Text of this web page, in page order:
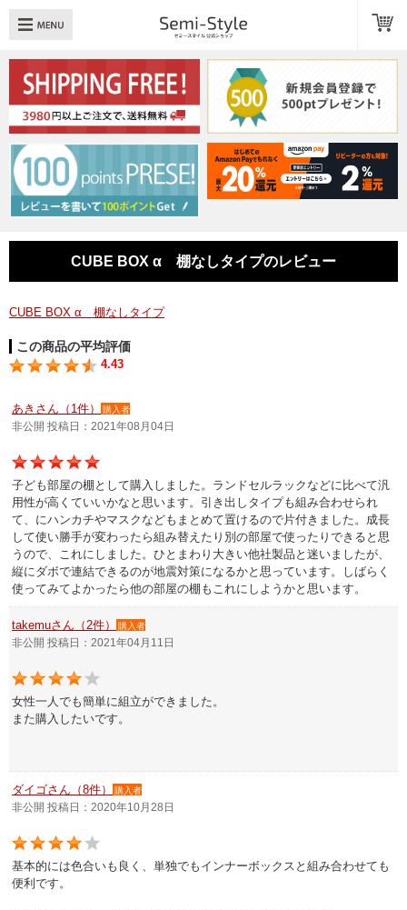
：透明扉 引き出し LED
へ戻る
品一覧
品カテゴリ
タッフブログ
A
イページ/会員登録
人情報保護方針
定商取引法に基づく表記
社概要
問い合わせ
CUBE BOX α 棚なしタイプのレビュー
CUBE BOX α 棚なしタイプ
この商品の平均評価
4.43
あきさん（1件） 購入者
非公開 投稿日：2021年08月04日
子ども部屋の棚として購入しました。ランドセルラックなどに比べて汎
用性が高くていいかなと思います。引き出しタイプも組み合わせられ
て、にハンカチやマスクなどもまとめて置けるので片付きました。成長
して使い勝手が変わったら組み替えたり別の部屋で使ったりできると思
うので、これにしました。ひとまわり大きい他社製品と迷いましたが、
縦にダボで連結できるのが地震対策になるかと思っています。しばらく
使ってみてよかったら他の部屋の棚もこれにしようかと思います。
takemuさん（2件） 購入者
非公開 投稿日：2021年04月11日
女性一人でも簡単に組立ができました。
また購入したいです。
ダイゴさん（8件） 購入者
非公開 投稿日：2020年10月28日
基本的には色合いも良く、単独でもインナーボックスと組み合わせても
便利です。